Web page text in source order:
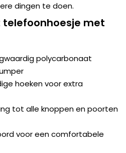
dingen te doen.
met
polycarbonaat
hoeken voor extra
tot alle knoppen en poorten
voor een comfortabele